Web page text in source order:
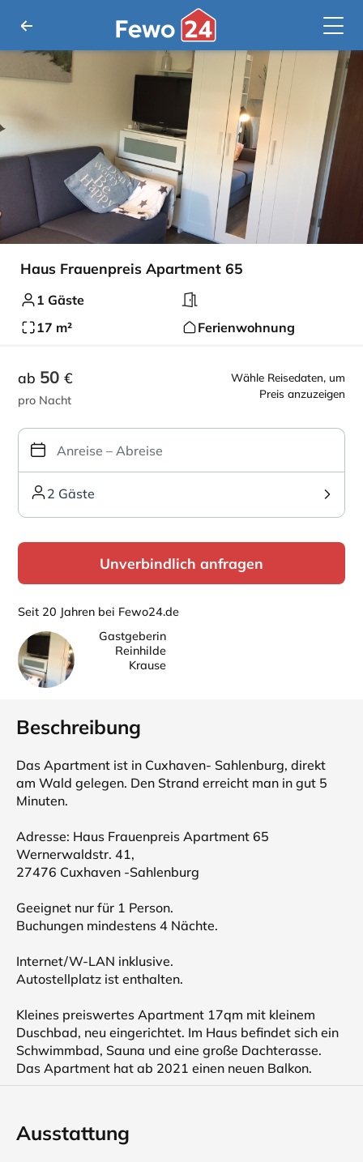
Haus Frauenpreis Apartment 65
1 Gäste
17 m²
Ferienwohnung
Wähle Reisedaten, um
Preis anzuzeigen
ab 50 €
pro Nacht
2 Gäste
Unverbindlich anfragen
Seit 20 Jahren bei Fewo24.de
Gastgeberin
Reinhilde
Krause
Beschreibung
Das Apartment ist in Cuxhaven- Sahlenburg, direkt
am Wald gelegen. Den Strand erreicht man in gut 5
Minuten.
Adresse: Haus Frauenpreis Apartment 65
Wernerwaldstr. 41,
27476 Cuxhaven -Sahlenburg
Geeignet nur für 1 Person.
Buchungen mindestens 4 Nächte.
Internet/W-LAN inklusive.
Autostellplatz ist enthalten.
Kleines preiswertes Apartment 17qm mit kleinem
Duschbad, neu eingerichtet. Im Haus befindet sich ein
Schwimmbad, Sauna und eine große Dachterasse.
Das Apartment hat ab 2021 einen neuen Balkon.
Ausstattung